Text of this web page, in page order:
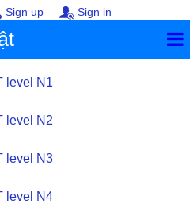
Sign up Sign in
level N1
level N2
level N3
level N4